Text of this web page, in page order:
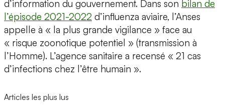
d’information du gouvernement. Dans son bilan de
l’épisode 2021-2022 d’influenza aviaire, l’Anses
appelle à « la plus grande vigilance » face au
« risque zoonotique potentiel » (transmission à
l’Homme). L’agence sanitaire a recensé « 21 cas
d’infections chez l’être humain ».
Articles les plus lus